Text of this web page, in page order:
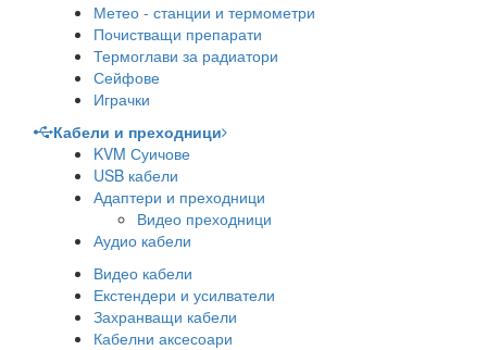
Метео - станции и термометри
Почистващи препарати
Термоглави за радиатори
Сейфове
Играчки
Кабели и преходници
KVM Суичове
USB кабели
Адаптери и преходници
Видео преходници
Аудио кабели
Видео кабели
Екстендери и усилватели
Захранващи кабели
Кабелни аксесоари